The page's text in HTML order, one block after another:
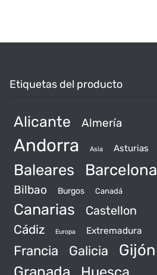
Etiquetas del producto
Alicante Almería
Andorra Asia Asturias
Baleares Barcelona
Bilbao Burgos Canadá
Canarias
Castellon
Cádiz
Europa Extremadura
Francia Galicia Gijón